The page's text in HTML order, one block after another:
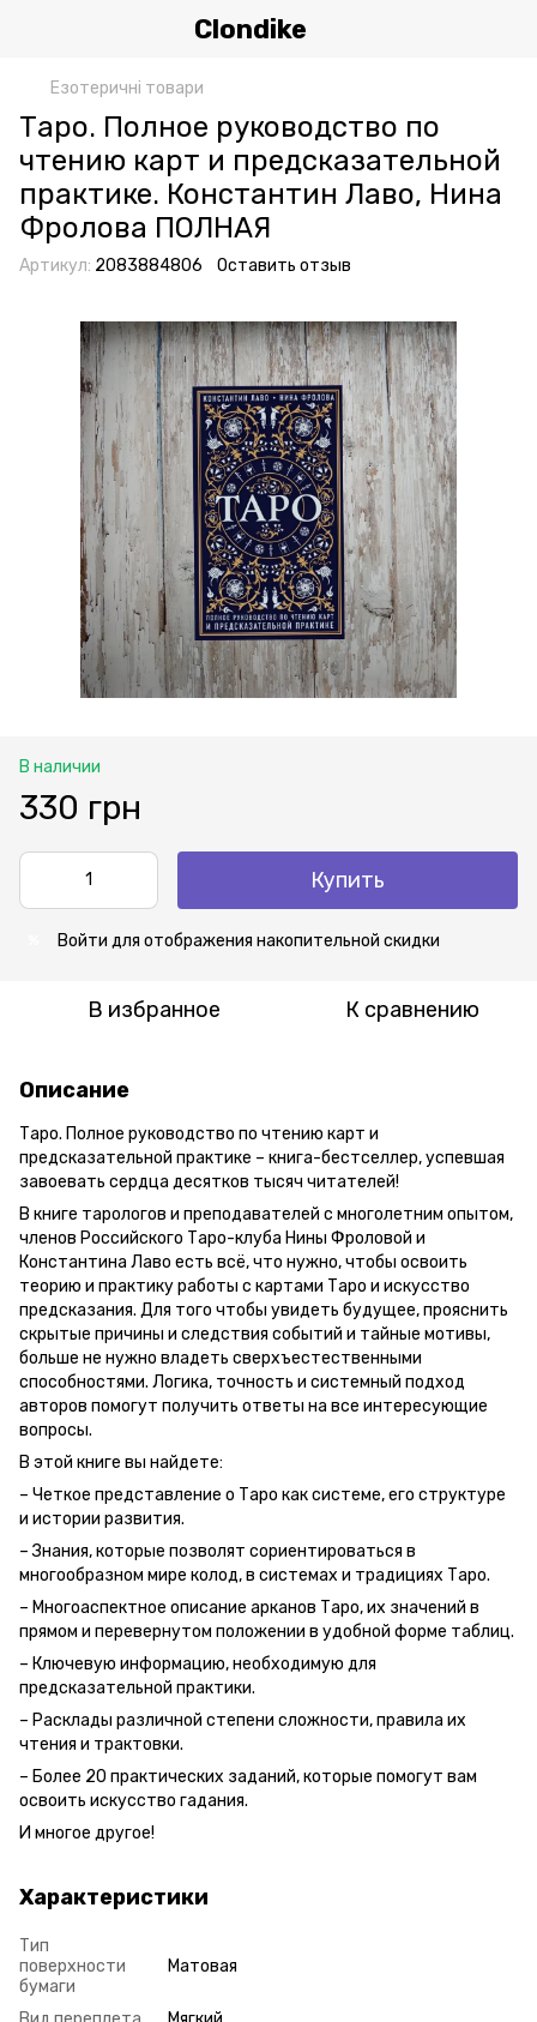
Clondike
Езотеричні товари
Таро. Полное руководство по
чтению карт и предсказательной
практике. Константин Лаво, Нина
Фролова ПОЛНАЯ
Артикул: 2083884806 Оставить отзыв
В наличии
330 грн
Купить
Войти для отображения накопительной скидки
В избранное К сравнению
Описание
Таро. Полное руководство по чтению карт и
предсказательной практике – книга-бестселлер, успевшая
завоевать сердца десятков тысяч читателей!
В книге тарологов и преподавателей с многолетним опытом,
членов Российского Таро-клуба Нины Фроловой и
Константина Лаво есть всё, что нужно, чтобы освоить
теорию и практику работы с картами Таро и искусство
предсказания. Для того чтобы увидеть будущее, прояснить
скрытые причины и следствия событий и тайные мотивы,
больше не нужно владеть сверхъестественными
способностями. Логика, точность и системный подход
авторов помогут получить ответы на все интересующие
вопросы.
В этой книге вы найдете:
– Четкое представление о Таро как системе, его структуре
и истории развития.
– Знания, которые позволят сориентироваться в
многообразном мире колод, в системах и традициях Таро.
– Многоаспектное описание арканов Таро, их значений в
прямом и перевернутом положении в удобной форме таблиц.
– Ключевую информацию, необходимую для
предсказательной практики.
– Расклады различной степени сложности, правила их
чтения и трактовки.
– Более 20 практических заданий, которые помогут вам
освоить искусство гадания.
И многое другое!
Характеристики
Тип
поверхности
бумаги
Матовая